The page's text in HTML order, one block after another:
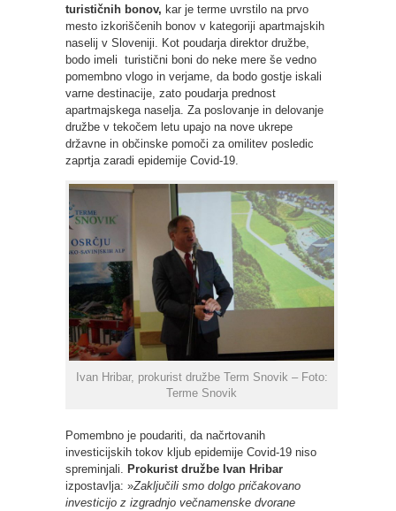
turističnih bonov, kar je terme uvrstilo na prvo
mesto izkoriščenih bonov v kategoriji apartmajskih
naselij v Sloveniji. Kot poudarja direktor družbe,
bodo imeli turistični boni do neke mere še vedno
pomembno vlogo in verjame, da bodo gostje iskali
varne destinacije, zato poudarja prednost
apartmajskega naselja. Za poslovanje in delovanje
družbe v tekočem letu upajo na nove ukrepe
državne in občinske pomoči za omilitev posledic
zaprtja zaradi epidemije Covid-19.
Ivan Hribar, prokurist družbe Term Snovik – Foto:
Terme Snovik
Pomembno je poudariti, da načrtovanih
investicijskih tokov kljub epidemije Covid-19 niso
spreminjali. Prokurist družbe Ivan Hribar
izpostavlja: »Zaključili smo dolgo pričakovano
investicijo z izgradnjo večnamenske dvorane